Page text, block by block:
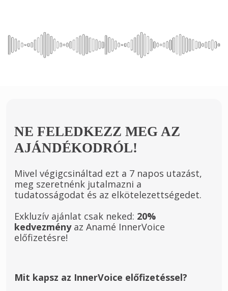
NE FELEDKEZZ MEG AZ
AJÁNDÉKODRÓL!
Mivel végigcsináltad ezt a 7 napos utazást,
meg szeretnénk jutalmazni a
tudatosságodat és az elkötelezettségedet.
Exkluzív ajánlat csak neked: 20%
kedvezmény az Anamé InnerVoice
előfizetésre!
Mit kapsz az InnerVoice előfizetéssel?